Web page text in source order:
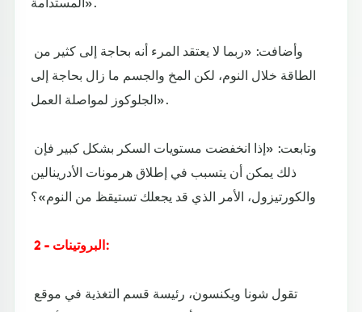
الطاقة خلال النوم، لكن المخ والجسم ما زال بحاجة إلى
الجلوكوز لمواصلة العمل».
ذلك يمكن أن يتسبب في إطلاق هرمونات الأدرينالين
والكورتيزول، الأمر الذي قد يجعلك تستيقظ من النوم»؟
2 - البروتينات: